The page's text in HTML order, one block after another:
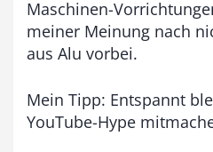
Maschinen-
meiner Meinung nach
aus Alu vorbei.
Mein Tipp: Entspannt
YouTube-Hype